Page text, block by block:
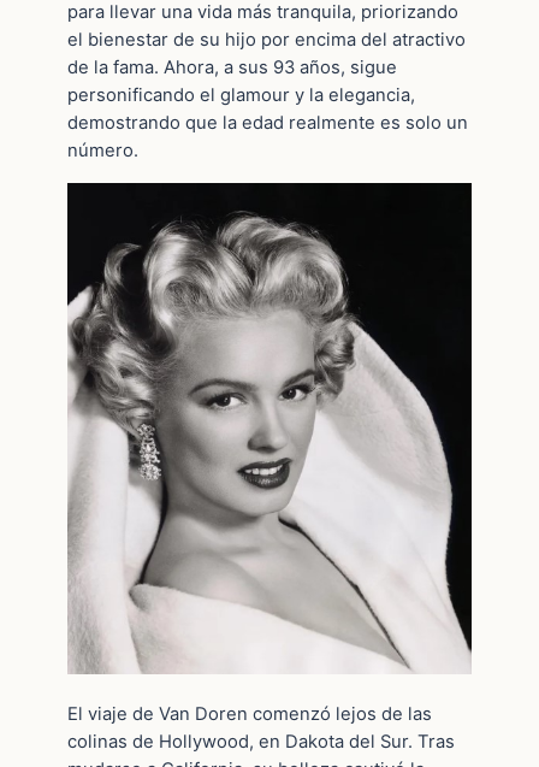
para llevar una vida más tranquila, priorizando
el bienestar de su hijo por encima del atractivo
de la fama. Ahora, a sus 93 años, sigue
personificando el glamour y la elegancia,
demostrando que la edad realmente es solo un
número.
El viaje de Van Doren comenzó lejos de las
colinas de Hollywood, en Dakota del Sur. Tras